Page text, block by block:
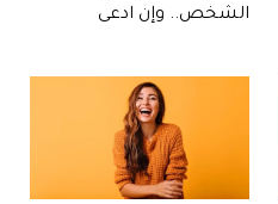
الشخص.. وإن ادعى